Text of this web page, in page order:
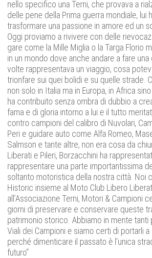
nello specifico una Terni, che provava a
delle pene della Prima guerra mondiale, lui
trasformare una passione in amore ed un
Oggi proviamo a rivivere con delle
gare come la Mille Miglia o la Targa Florio
in un mondo dove anche andare a fare
volte rappresentava un viaggio, cosa
trionfare sui quei bolidi e su quelle strade.
non solo in Italia ma in Europa, in Africa
ha contribuito senza ombra di dubbio a
fama e di gloria intorno a lui e il tutto
contro campioni del calibro di Nuvolari,
Peri e guidare auto come Alfa Romeo,
Salmson e tante altre, non era cosa da
Liberati e Pileri, Borzacchini ha
rappresentare una parte importantissima
soltanto motoristica della nostra città. Noi
Historic insieme al Moto Club Libero
all’Associazione Terni, Motori & Campioni
giorni di preservare e conservare queste
patrimonio storico. Abbiamo in mente
Viali dei Campioni e siamo certi di portarli
perché dimenticare il passato è l’unica
futuro”